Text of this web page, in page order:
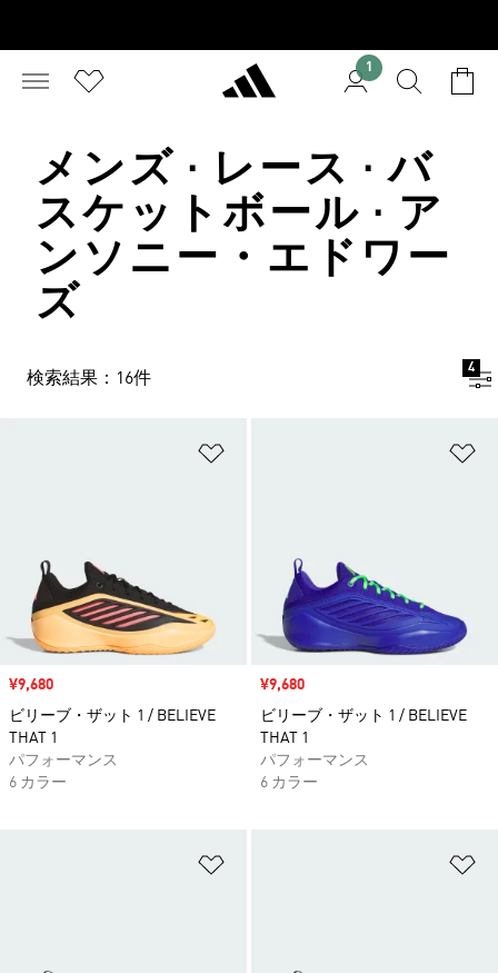
1
メンズ · レース · バ
スケットボール · ア
ンソニー・エドワー
ズ
検索結果：16件
4
セール価格
¥9,680
ビリーブ・ザット 1 / BELIEVE
THAT 1
パフォーマンス
6 カラー
セール価格
¥9,680
ビリーブ・ザット 1 / BELIEVE
THAT 1
パフォーマンス
6 カラー